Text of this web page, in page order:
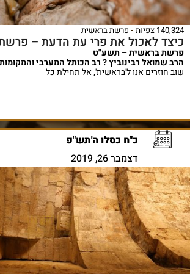
140,324 צפיות פרשת בראשית
כיצד לאכול את פרי עת הדעת –
פרשת בראשית – תשע"ט
הרב שמואל רבינוביץ ? רב הכותל המערבי
שוב חוזרים אנו ל'בראשית', אל תחילת כל
כ"ח כסלו ה'תש"פ
דצמבר 26, 2019